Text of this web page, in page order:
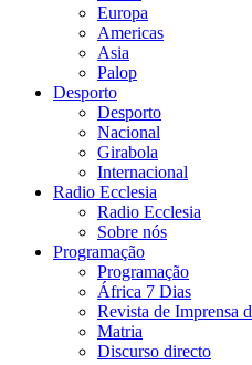
Europa
Americas
Asia
Palop
Desporto
Desporto
Nacional
Girabola
Internacional
Radio Ecclesia
Radio Ecclesia
Sobre nós
Programação
Programação
África 7 Dias
Revista de Imprensa
Matria
Discurso directo